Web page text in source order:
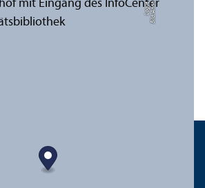
Bil
d:
A
n
n
a
L
o
g
u
e